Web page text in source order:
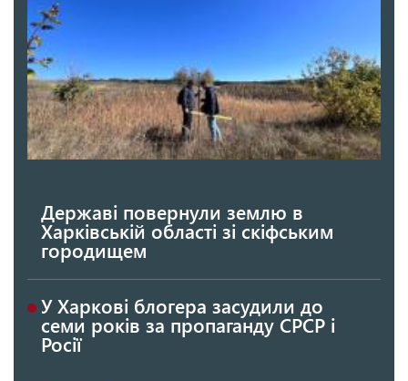
Державі повернули землю в
Харківській області зі скіфським
городищем
У Харкові блогера засудили до
семи років за пропаганду СРСР і
Росії